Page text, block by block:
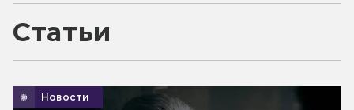
Статьи
Новости